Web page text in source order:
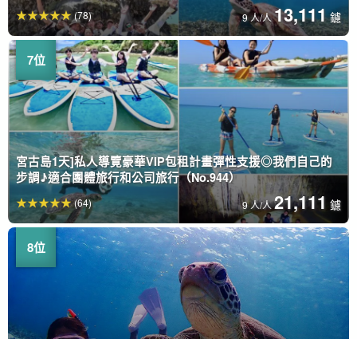
9 人/人13,111 鑢
(78)
宮古島1天]私人導覽豪華VIP包租計畫彈性支援◎我們自己的
步調♪適合團體旅行和公司旅行（No.944）
9 人/人21,111 鑢
(64)